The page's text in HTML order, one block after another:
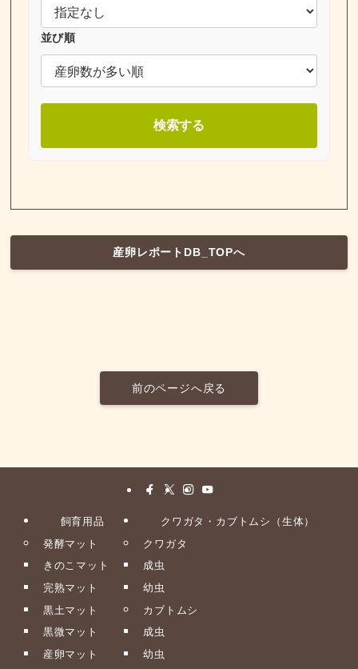
並び順
検索する
産卵レポートDB_TOPへ
前のページへ戻る
飼育用品
発酵マット
きのこマット
完熟マット
黒土マット
黒微マット
産卵マット
クワガタ・カブトムシ（生体）
クワガタ
成虫
幼虫
カブトムシ
成虫
幼虫